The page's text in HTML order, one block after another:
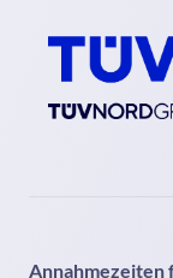
Annahmezeiten